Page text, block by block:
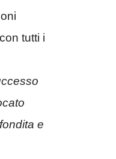
tutti i
e